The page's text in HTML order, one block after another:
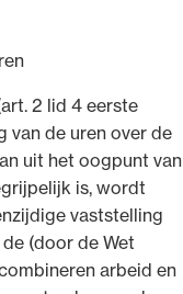
2 lid 4 eerste
van de uren over de
uit het oogpunt van
is, wordt
vaststelling
(door de Wet
arbeid en